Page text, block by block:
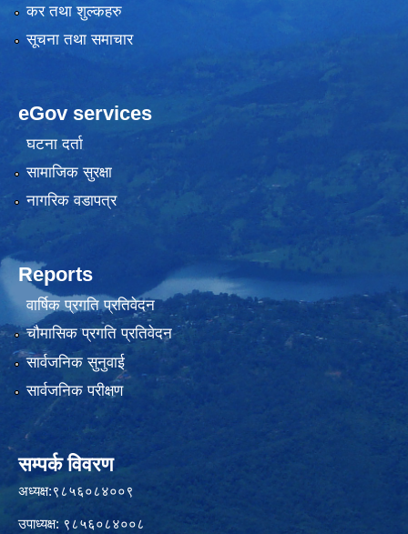
कर तथा शुल्कहरु
सूचना तथा समाचार
eGov services
घटना दर्ता
सामाजिक सुरक्षा
नागरिक वडापत्र
Reports
वार्षिक प्रगति प्रतिवेदन
चौमासिक प्रगति प्रतिवेदन
सार्वजनिक सुनुवाई
सार्वजनिक परीक्षण
सम्पर्क विवरण
अध्यक्ष:९८५६०८४००९
उपाध्यक्ष: ९८५६०८४००८